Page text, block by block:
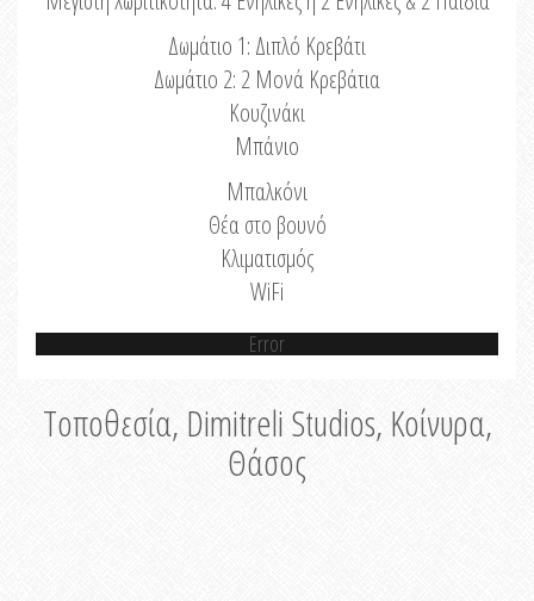
Δωμάτιο 1: Διπλό Κρεβάτι
Δωμάτιο 2: 2 Μονά Κρεβάτια
Κουζινάκι
Μπάνιο
Μπαλκόνι
Θέα στο βουνό
Κλιματισμός
WiFi
Error
Τοποθεσία, Dimitreli Studios, Κοίνυρα,
Θάσος